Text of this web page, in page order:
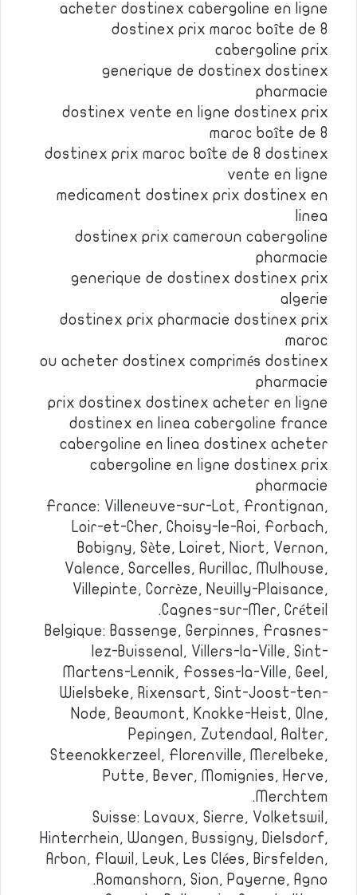
acheter dostinex cabergoline en ligne
dostinex prix maroc boîte de 8
cabergoline prix
generique de dostinex dostinex
pharmacie
dostinex vente en ligne dostinex prix
maroc boîte de 8
dostinex prix maroc boîte de 8 dostinex
vente en ligne
medicament dostinex prix dostinex en
linea
dostinex prix cameroun cabergoline
pharmacie
generique de dostinex dostinex prix
algerie
dostinex prix pharmacie dostinex prix
maroc
ou acheter dostinex comprimés dostinex
pharmacie
prix dostinex dostinex acheter en ligne
dostinex en linea cabergoline france
cabergoline en linea dostinex acheter
cabergoline en ligne dostinex prix
pharmacie
France: Villeneuve-sur-Lot, Frontignan,
Loir-et-Cher, Choisy-le-Roi, Forbach,
Bobigny, Sète, Loiret, Niort, Vernon,
Valence, Sarcelles, Aurillac, Mulhouse,
Villepinte, Corrèze, Neuilly-Plaisance,
Cagnes-sur-Mer, Créteil.
Belgique: Bassenge, Gerpinnes, Frasnes-
lez-Buissenal, Villers-la-Ville, Sint-
Martens-Lennik, Fosses-la-Ville, Geel,
Wielsbeke, Rixensart, Sint-Joost-ten-
Node, Beaumont, Knokke-Heist, Olne,
Pepingen, Zutendaal, Aalter,
Steenokkerzeel, Florenville, Merelbeke,
Putte, Bever, Momignies, Herve,
Merchtem.
Suisse: Lavaux, Sierre, Volketswil,
Hinterrhein, Wangen, Bussigny, Dielsdorf,
Arbon, Flawil, Leuk, Les Clées, Birsfelden,
Romanshorn, Sion, Payerne, Agno.